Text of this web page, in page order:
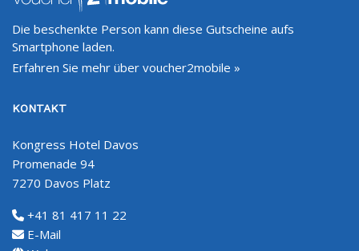
Die beschenkte Person kann diese Gutscheine aufs
Smartphone laden.
Erfahren Sie mehr über voucher2mobile »
KONTAKT
Kongress Hotel Davos
Promenade 94
7270 Davos Platz
+41 81 417 11 22
E-Mail